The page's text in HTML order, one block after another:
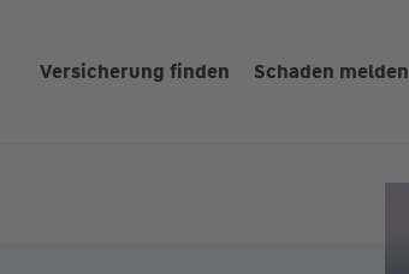
Versicherung finden Schaden melden